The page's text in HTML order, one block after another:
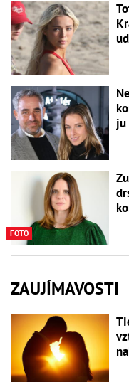
ju
FOTO
ZAUJÍMAVOSTI